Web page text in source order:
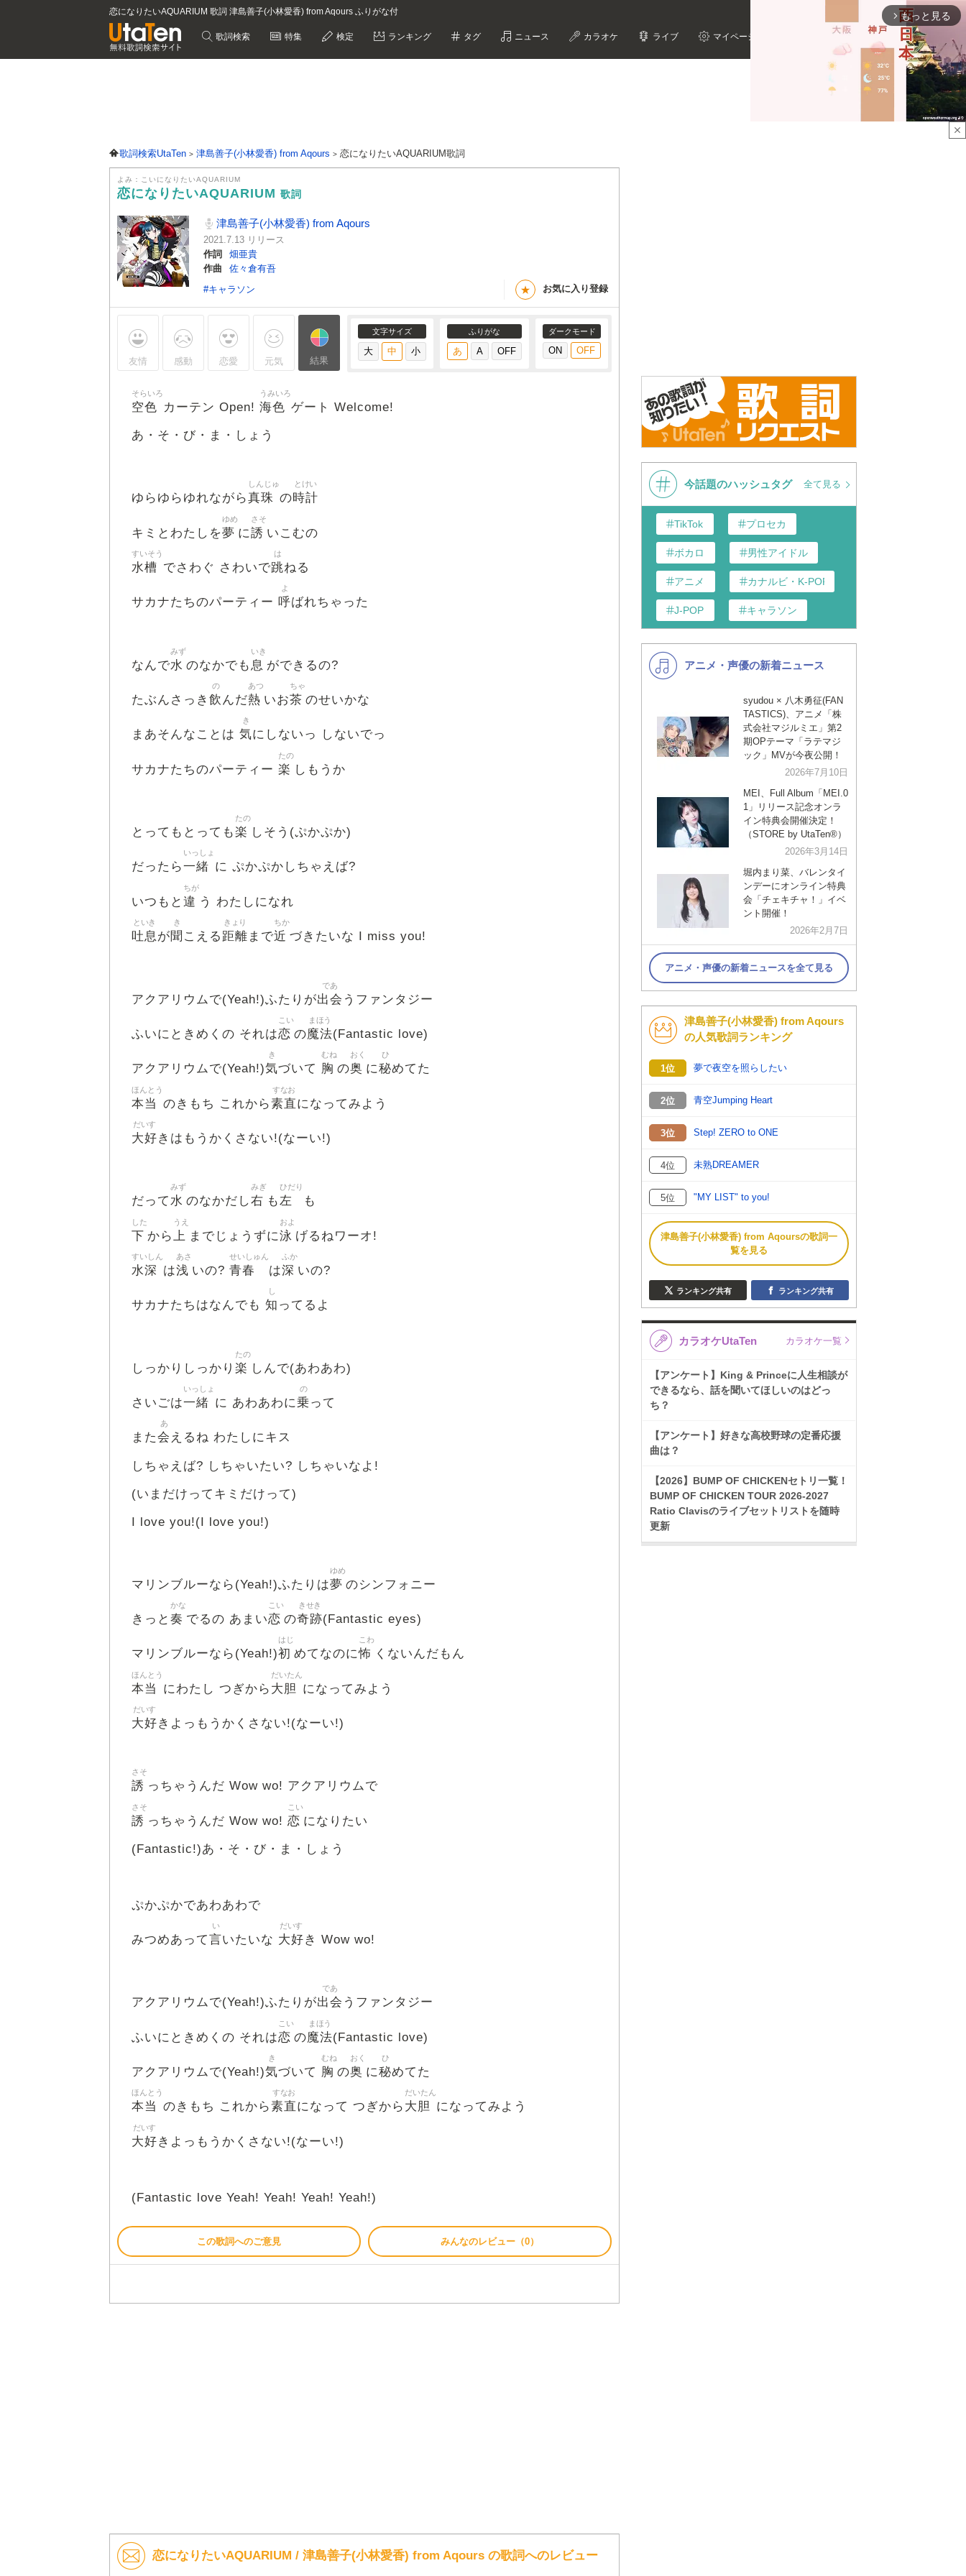
恋になりたいAQUARIUM 歌詞 津島善子(小林愛香) from Aqours ふりがな付
歌詞検索 特集 検定 ランキング タグ ニュース カラオケ ライブ マイページ
歌詞検索UtaTen 津島善子(小林愛香) from Aqours 恋になりたいAQUARIUM歌詞
よみ：こいになりたいAQUARIUM
恋になりたいAQUARIUM 歌詞
津島善子(小林愛香) from Aqours
2021.7.13 リリース
作詞
畑亜貴
作曲
佐々倉有吾
#キャラソン
★ お気に入り登録
友情 感動 恋愛 元気 結果
文字サイズ ふりがな ダークモード
空色
そらいろ
カーテン Open! 海色
うみいろ
ゲート Welcome!
あ・そ・び・ま・しょう
ゆらゆらゆれながら真珠
しんじゅ
の時計
とけい
キミとわたしを夢
ゆめ
に誘
さそ
いこむの
水槽
すいそう
でさわぐ さわいで跳
は
ねる
サカナたちのパーティー 呼
よ
ばれちゃった
なんで水
みず
のなかでも 息
いき
ができるの?
たぶんさっき 飲
の
んだ熱
あつ
いお茶
ちゃ
のせいかな
まあそんなことは 気
き
にしないっ しないでっ
サカナたちのパーティー 楽
たの
しもうか
とってもとっても楽
たの
しそう(ぷかぷか)
だったら一緒
いっしょ
に ぷかぷかしちゃえば?
いつもと 違
ちが
う わたしになれ
吐息
といき
が聞
き
こえる 距離
きょり
まで近
ちか
づきたいな I miss you!
アクアリウムで(Yeah!)ふたりが出会
であ
うファンタジー
ふいにときめくの それは恋
こい
の魔法
まほう
(Fantastic love)
アクアリウムで(Yeah!)気
き
づいて 胸
むね
の奥
おく
に秘
ひ
めてた
本当
ほんとう
のきもち これから素直
すなお
になってみよう
大好
だいす
きはもうかくさない!(なーい!)
だって水
みず
のなかだし右
みぎ
も左
ひだり
も
下
した
から 上
うえ
までじょうずに泳
およ
げるねワーオ!
水深
すいしん
は浅
あさ
いの? 青春
せいしゅん
は深
ふか
いの?
サカナたちはなんでも 知
し
ってるよ
しっかりしっかり 楽
たの
しんで(あわあわ)
さいごは一緒
いっしょ
に あわあわに乗
の
って
また会
あ
えるね わたしにキス
しちゃえば? しちゃいたい? しちゃいなよ!
(いまだけってキミだけって)
I love you!(I love you!)
マリンブルーなら(Yeah!)ふたりは夢
ゆめ
のシンフォニー
きっと 奏
かな
でるの あまい恋
こい
の奇跡
きせき
(Fantastic eyes)
マリンブルーなら(Yeah!)初
はじ
めてなのに怖
こわ
くないんだもん
本当
ほんとう
にわたし つぎから 大胆
だいたん
になってみよう
大好
だいす
きよっもうかくさない!(なーい!)
誘
さそ
っちゃうんだ Wow wo! アクアリウムで
誘
さそ
っちゃうんだ Wow wo! 恋
こい
になりたい
(Fantastic!)あ・そ・び・ま・しょう
ぷかぷかであわあわで
みつめあって言
い
いたいな 大好
だいす
き Wow wo!
アクアリウムで(Yeah!)ふたりが出会
であ
うファンタジー
ふいにときめくの それは恋
こい
の魔法
まほう
(Fantastic love)
アクアリウムで(Yeah!)気
き
づいて 胸
むね
の奥
おく
に秘
ひ
めてた
本当
ほんとう
のきもち これから素直
すなお
になって つぎから 大胆
だいたん
になってみよう
大好
だいす
きよっもうかくさない!(なーい!)
(Fantastic love Yeah! Yeah! Yeah! Yeah!)
この歌詞へのご意見 みんなのレビュー（0）
恋になりたいAQUARIUM / 津島善子(小林愛香) from Aqours の歌詞へのレビュー
close
arrow_forward_ios もっと見る
今話題のハッシュタグ 全て見る
TikTok プロセカ
ボカロ 男性アイドル
アニメ カナルビ・K-POP和訳
J-POP キャラソン
K-POP バンド
洋楽
VTuber ディズニー
アニメ・声優の新着ニュース
syudou × 八木勇征(FAN
TASTICS)、アニメ「株
式会社マジルミエ」第2
期OPテーマ「ラテマジ
ック」MVが今夜公開！
2026年7月10日
MEI、Full Album「MEI.0
1」リリース記念オンラ
イン特典会開催決定！
（STORE by UtaTen®︎）
2026年3月14日
堀内まり菜、バレンタイ
ンデーにオンライン特典
会「チェキチャ！」イベ
ント開催！
2026年2月7日
アニメ・声優の新着ニュースを全て見る
津島善子(小林愛香) from Aqours
の人気歌詞ランキング
1位 夢で夜空を照らしたい
2位 青空Jumping Heart
3位 Step! ZERO to ONE
4位 未熟DREAMER
5位 "MY LIST" to you!
津島善子(小林愛香) from Aqoursの歌詞一
覧を見る
ランキング共有 ランキング共有
カラオケUtaTen カラオケ一覧
【アンケート】King & Princeに人生相談が
できるなら、話を聞いてほしいのはどっ
ち？
【アンケート】好きな高校野球の定番応援
曲は？
【2026】BUMP OF CHICKENセトリ一覧！
BUMP OF CHICKEN TOUR 2026-2027
Ratio Clavisのライブセットリストを随時
更新